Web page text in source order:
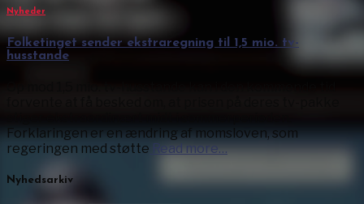
Nyheder
Folketinget sender ekstraregning til 1,5 mio. tv-
husstande
Forklaringen er en ændring af momsloven, som
regeringen med støtte Read more…
Nyhedsarkiv